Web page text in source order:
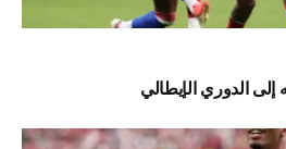
الدوري الإيطالي